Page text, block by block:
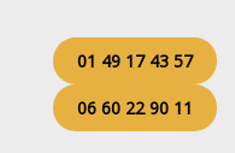
01 49 17 43 57
06 60 22 90 11